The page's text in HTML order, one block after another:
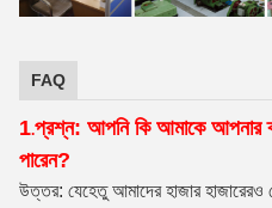
FAQ
1.প্রশ্ন: আপনি কি আমাকে আপনার
পারেন?
উত্তর: যেহেতু আমাদের হাজার